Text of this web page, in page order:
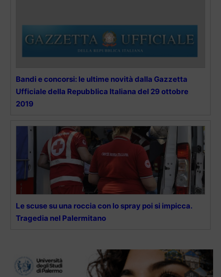
Bandi e concorsi: le ultime novità dalla Gazzetta
Ufficiale della Repubblica Italiana del 29 ottobre
2019
Le scuse su una roccia con lo spray poi si impicca.
Tragedia nel Palermitano